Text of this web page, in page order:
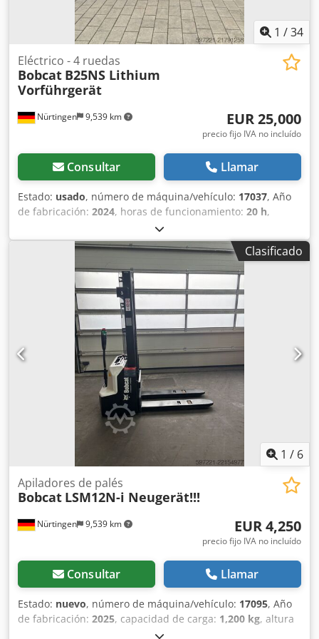
1 /34
Nürtingen 9,539 km
Eléctrico - 4 ruedas
Bobcat B25NS Lithium
Vorführgerät
EUR 25,000
precio fijo IVA no incluído
Consultar Llamar
Estado: usado, número de máquina/vehículo: 17037, Año
de fabricación: 2024, horas de funcionamiento: 20 h,
2,500 kg, altura de elevación:
mm, ascensor libre:1,700 mm, centro de carga:500 mm,
eléctrico, tipo de mástil:triple, altura
de construcción:2,180 mm, voltaje de la batería:
longitud de la horquilla:1,200 mm, tamaño del neumático
23X9-10 , tamaño del neumático trasero:
3,552 kg, 5141046 Dksdpfjy Hau Iox Aihor
Número de serie: FBA47-4880-01823 Especificaciones de la
batería: 48 V, 600 Ah, de litio.
Clasificado
1 / 6
Nürtingen 9,539 km
Apiladores de palés
Bobcat LSM12N-i Neugerät!!!
EUR 4,250
precio fijo IVA no incluído
Consultar Llamar
Estado: nuevo, número de máquina/vehículo: 17095, Año
de fabricación: 2025, capacidad de carga: 1,200 kg, altura
, centro de carga: